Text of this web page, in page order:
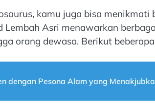
kamu juga bisa menikmati
Lembah Asri menawarkan
orang dewasa. Berikut
dengan Pesona Alam yang